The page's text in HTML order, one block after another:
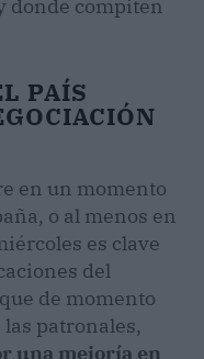
donde compiten
PAÍS
en un momento
o al menos en
es clave
del
de momento
las patronales,
una mejoría en